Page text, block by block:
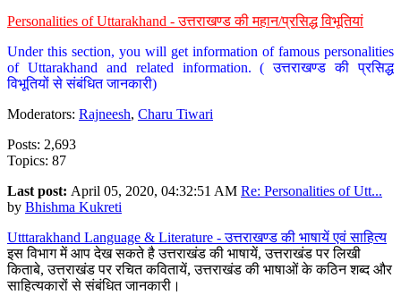
Personalities of Uttarakhand - उत्तराखण्ड की महान/प्रसिद्ध विभूतियां
Under this section, you will get information of famous personalities
of Uttarakhand and related information. ( उत्तराखण्ड की प्रसिद्ध
विभूतियों से संबंधित जानकारी)
Moderators: Rajneesh, Charu Tiwari
Posts: 2,693
Topics: 87
Last post: April 05, 2020, 04:32:51 AM Re: Personalities of Utt...
by Bhishma Kukreti
Utttarakhand Language & Literature - उत्तराखण्ड की भाषायें एवं साहित्य
इस विभाग में आप देख सकते है उत्तराखंड की भाषायें, उत्तराखंड पर लिखी
किताबे, उत्तराखंड पर रचित कवितायें, उत्तराखंड की भाषाओं के कठिन शब्द और
साहित्यकारों से संबंधित जानकारी।